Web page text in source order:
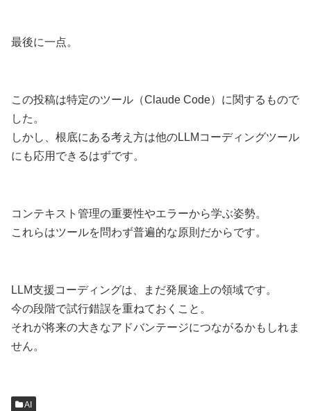
最後に一点。
この投稿は特定のツール（Claude Code）に関するもので
した。
しかし、根底にある考え方は他のLLMコーディングツール
にも応用できるはずです。
コンテキスト管理の重要性やエラーから学ぶ姿勢。
これらはツールを問わず普遍的な原則だからです。
LLM支援コーディングは、まだ発展途上の領域です。
今の段階で試行錯誤を重ねておくこと。
それが将来の大きなアドバンテージにつながるかもしれま
せん。
AI